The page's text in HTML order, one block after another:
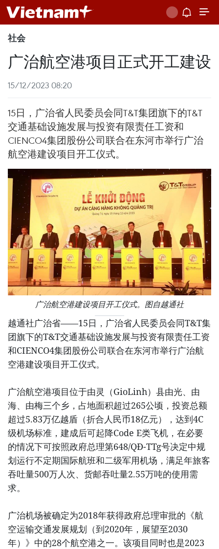
社会
广治航空港项目正式开工建设
15/12/2023 08:20
15日，广治省人民委员会同T&T集团旗下的T&T
交通基础设施发展与投资有限责任工资和
CIENCO4集团股份公司联合在东河市举行广治
航空港建设项目开工仪式。
广治航空港建设项目开工仪式。图自越通社
越通社广治省——15日，广治省人民委员会同T&T集
团旗下的T&T交通基础设施发展与投资有限责任工资
和CIENCO4集团股份公司联合在东河市举行广治航
空港建设项目开工仪式。
广治航空港项目位于由灵（GioLinh）县由光、由
海、由梅三个乡，占地面积超过265公顷，投资总额
超过5.83万亿越盾（折合人民币18亿元），达到4C
级机场标准，建成后可起降Code E类飞机，在必要
的情况下可按照政府总理第648/QĐ-TTg号决定中规
划运行不定期国际航班和二级军用机场，满足年旅客
吞吐量500万人次、货邮吞吐量2.55万吨的使用需
求。
广治机场被确定为2018年获得政府总理审批的《航
空运输交通发展规划（到2020年，展望至2030
年）》中的28个航空港之一。该项目同时也是2023